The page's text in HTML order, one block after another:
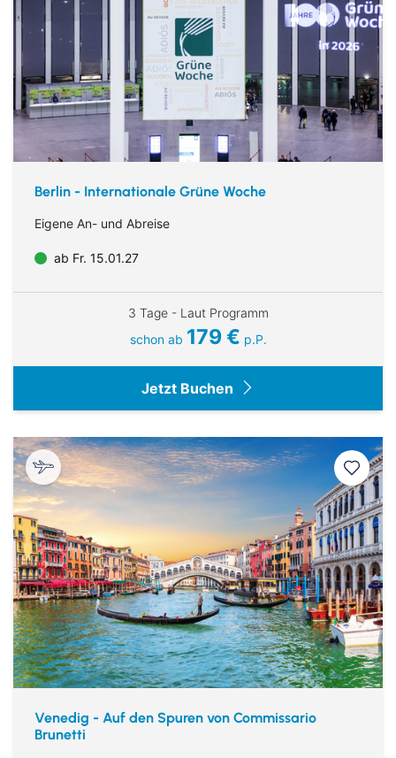
Berlin - Internationale Grüne Woche
Eigene An- und Abreise
ab Fr. 15.01.27
3 Tage - Laut Programm
schon ab 179 € p.P.
Jetzt Buchen
Venedig - Auf den Spuren von Commissario
Brunetti